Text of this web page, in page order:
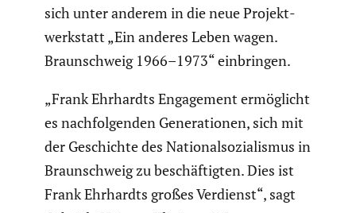
sich unter anderem in die neue Projekt­
werk­statt „Ein anderes Leben wagen.
Braun­schweig 1966–1973“ einbringen.
„Frank Ehrhardts Engage­ment ermög­licht
es nachfol­genden Genera­tionen, sich mit
der Geschichte des Natio­nal­so­zia­lismus in
Braun­schweig zu beschäf­tigten. Dies ist
Frank Ehrhardts großes Verdienst“, sagt